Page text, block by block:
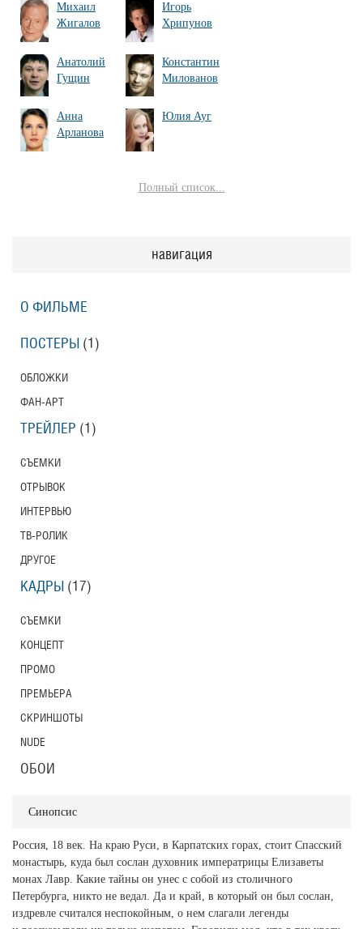
Михаил
Жигалов
Игорь
Хрипунов
Анатолий
Гущин
Константин
Милованов
Анна
Арланова
Юлия Ауг
Полный список...
Синопсис
Россия, 18 век. На краю Руси, в Карпатских горах, стоит Спасский
монастырь, куда был сослан духовник императрицы Елизаветы
монах Лавр. Какие тайны он унес с собой из столичного
Петербурга, никто не ведал. Да и край, в который он был сослан,
издревле считался неспокойным, о нем слагали легенды
навигация
О ФИЛЬМЕ
ПОСТЕРЫ (1)
ОБЛОЖКИ
ФАН-АРТ
ТРЕЙЛЕР (1)
СЪЕМКИ
ОТРЫВОК
ИНТЕРВЬЮ
ТВ-РОЛИК
ДРУГОЕ
КАДРЫ (17)
СЪЕМКИ
КОНЦЕПТ
ПРОМО
ПРЕМЬЕРА
СКРИНШОТЫ
NUDE
ОБОИ